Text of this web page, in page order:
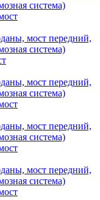
система)
мост передний,
система)
мост передний,
система)
мост передний,
система)
мост передний,
система)